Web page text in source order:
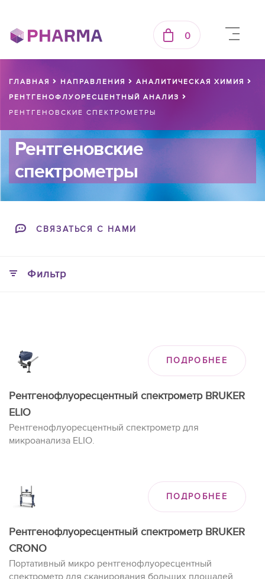
0
ГЛАВНАЯ НАПРАВЛЕНИЯ
АНАЛИТИЧЕСКАЯ ХИМИЯ
РЕНТГЕНОФЛУОРЕСЦЕНТНЫЙ АНАЛИЗ
РЕНТГЕНОВСКИЕ СПЕКТРОМЕТРЫ
Рентгеновские
спектрометры
СВЯЗАТЬСЯ С НАМИ
Фильтр
ПОДРОБНЕЕ
Рентгенофлуоресцентный спектрометр BRUKER
ELIO
Рентгенофлуоресцентный спектрометр для
микроанализа ELIO.
ПОДРОБНЕЕ
Рентгенофлуоресцентный спектрометр BRUKER
CRONO
Портативный микро рентгенофлуоресцентный
спектрометр для сканирования больших площадей